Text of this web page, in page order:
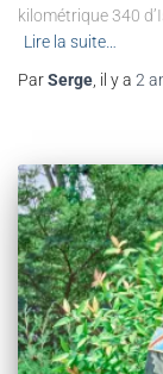
kilométrique 340
Lire la suite…
ParSerge , il y a 2